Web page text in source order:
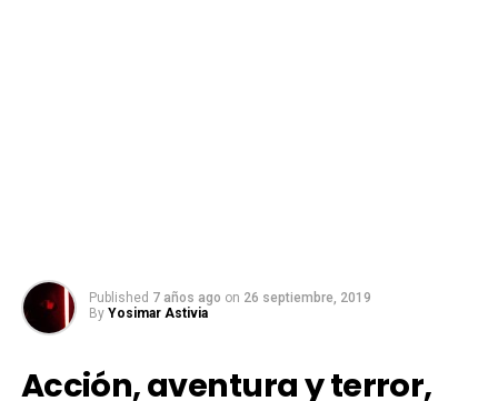
Published 7 años ago on 26 septiembre, 2019
By Yosimar Astivia
Acción, aventura y terror,